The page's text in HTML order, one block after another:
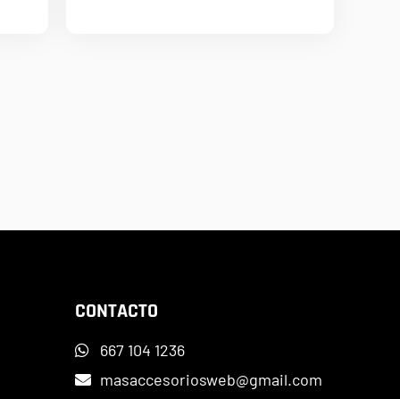
CONTACTO
667 104 1236
masaccesoriosweb@gmail.com